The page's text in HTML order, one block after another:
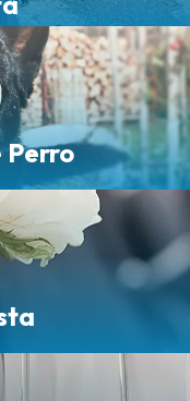
Perro